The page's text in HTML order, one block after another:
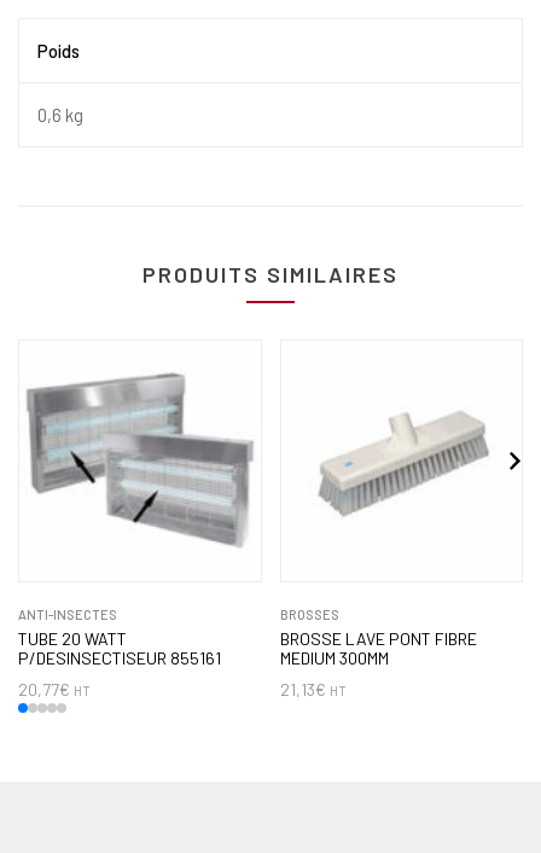
Poids
0,6 kg
PRODUITS SIMILAIRES
ANTI-INSECTES
TUBE 20 WATT
P/DESINSECTISEUR 855161
20,77€ HT
BROSSES
BROSSE LAVE PONT FIBRE
MEDIUM 300MM
21,13€ HT